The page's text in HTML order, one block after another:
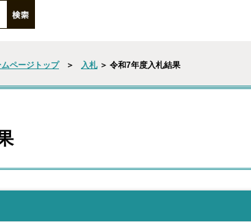
ページトップ ＞ 入札＞ 令和7年度入札結果